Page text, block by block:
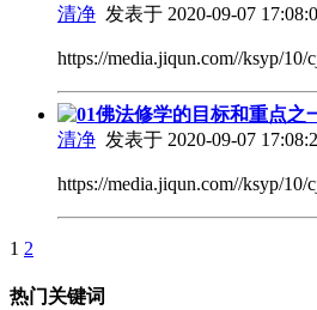
清净 发表于 2020-09-07
https://media.jiqun.com//ksyp/10/
01佛法修学的目标和重点之
清净 发表于 2020-09-07
https://media.jiqun.com//ksyp/10/
1 2
热门关键词